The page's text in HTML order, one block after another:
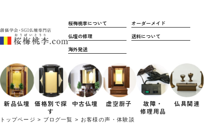
桜梅桃李について
オーダーメイド
仏壇の修理
送料について
海外発送
新品仏壇 価格別で探
す
中古仏壇 虚空厨子
故障・
修理用品
仏具関連
トップページ ブログ一覧 お客様の声・体験談